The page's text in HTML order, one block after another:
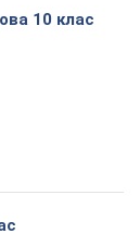
10 клас